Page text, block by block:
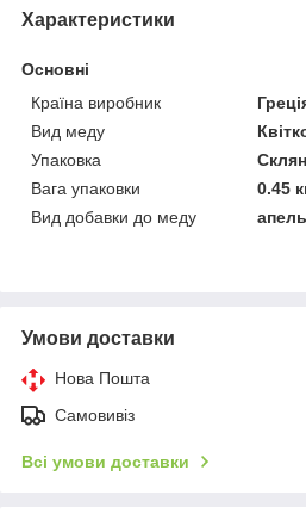
Характеристики
Основні
Країна виробник
Вид меду
Упаковка
Вага упаковки
0.45
Вид добавки до меду
Умови доставки
Нова Пошта
Самовивіз
Всі умови доставки